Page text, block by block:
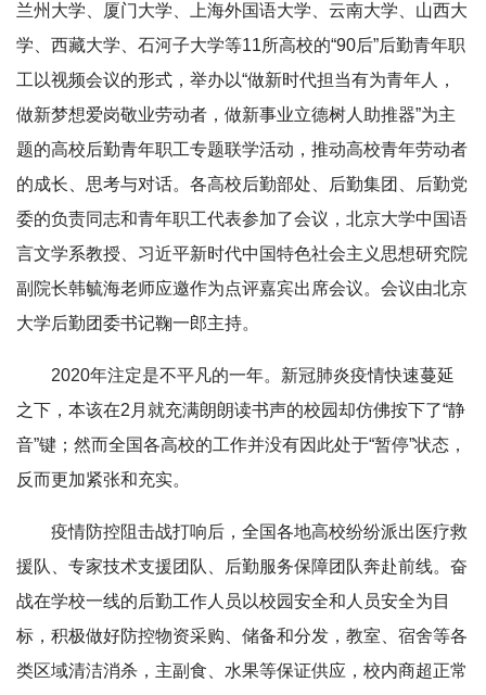
兰州大学、厦门大学、上海外国语大学、云南大学、山西大
学、西藏大学、石河子大学等11所高校的“90后”后勤青年职
工以视频会议的形式，举办以“做新时代担当有为青年人，
做新梦想爱岗敬业劳动者，做新事业立德树人助推器”为主
题的高校后勤青年职工专题联学活动，推动高校青年劳动者
的成长、思考与对话。各高校后勤部处、后勤集团、后勤党
委的负责同志和青年职工代表参加了会议，北京大学中国语
言文学系教授、习近平新时代中国特色社会主义思想研究院
副院长韩毓海老师应邀作为点评嘉宾出席会议。会议由北京
大学后勤团委书记鞠一郎主持。
2020年注定是不平凡的一年。新冠肺炎疫情快速蔓延
之下，本该在2月就充满朗朗读书声的校园却仿佛按下了“静
音”键；然而全国各高校的工作并没有因此处于“暂停”状态，
反而更加紧张和充实。
疫情防控阻击战打响后，全国各地高校纷纷派出医疗救
援队、专家技术支援团队、后勤服务保障团队奔赴前线。奋
战在学校一线的后勤工作人员以校园安全和人员安全为目
标，积极做好防控物资采购、储备和分发，教室、宿舍等各
类区域清洁消杀，主副食、水果等保证供应，校内商超正常